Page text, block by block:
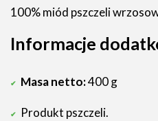
100% miód pszczeli
Informacje
Masa netto:400 g
Produkt pszczeli.